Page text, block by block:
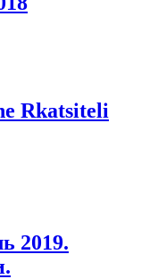
Rkatsiteli
2019.